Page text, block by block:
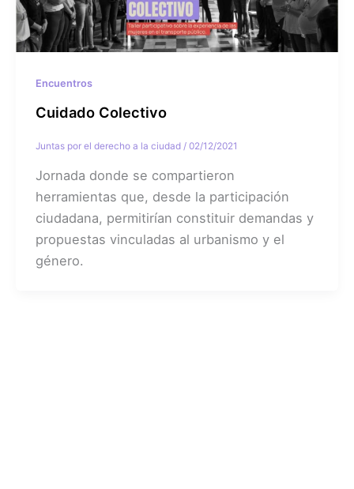
Encuentros
Cuidado Colectivo
Juntas por el derecho a la ciudad / 02/12/2021
Jornada donde se compartieron
herramientas que, desde la participación
ciudadana, permitirían constituir demandas y
propuestas vinculadas al urbanismo y el
género.